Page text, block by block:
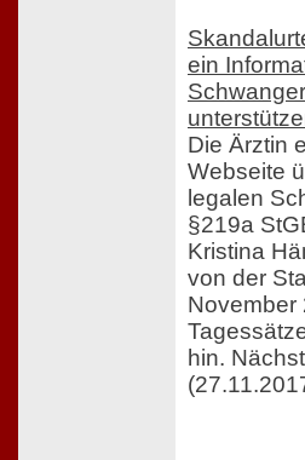
ein
Die Ärztin
Webseite
legalen
§219a
Kristina
von der
November
hin.